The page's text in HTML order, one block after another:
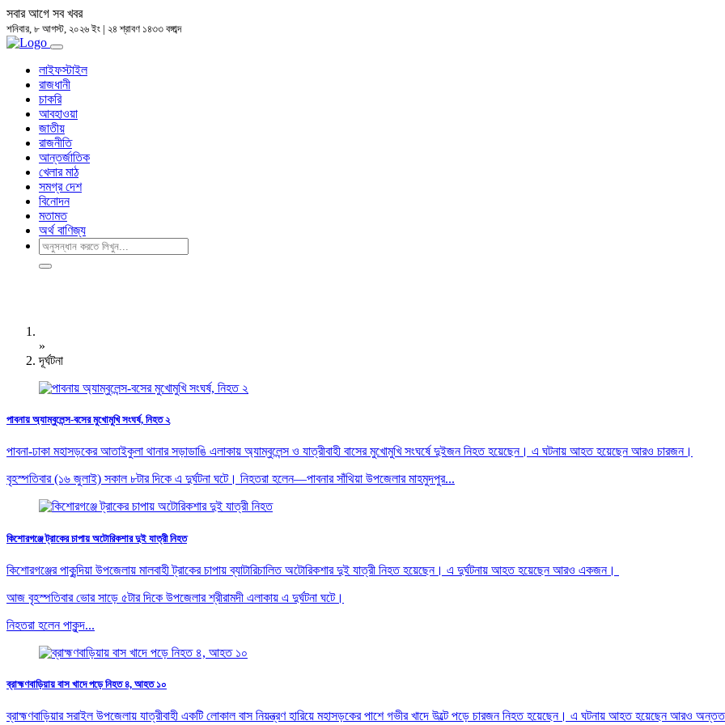
সবার আগে সব খবর
শনিবার, ৮ আগস্ট, ২০২৬ ইং | ২৪ শ্রাবণ ১৪৩৩ বঙ্গাব্দ
লাইফস্টাইল
রাজধানী
চাকরি
আবহাওয়া
জাতীয়
রাজনীতি
আন্তর্জাতিক
খেলার মাঠ
সমগ্র দেশ
বিনোদন
মতামত
অর্থ বাণিজ্য
»
দূর্ঘটনা
পাবনায় অ্যাম্বুলেন্স-বসের মুখোমুখি সংঘর্ষ, নিহত ২
পাবনা-ঢাকা মহাসড়কের আতাইকুলা থানার সড়াডাঙি এলাকায় অ্যাম্বুলেন্স ও যাত্রীবাহী বাসের মুখোমুখি সংঘর্ষে দুইজন নিহত হয়েছেন। এ ঘটনায় আহত হয়েছেন আরও চারজন।
বৃহস্পতিবার (১৬ জুলাই) সকাল ৮টার দিকে এ দুর্ঘটনা ঘটে। নিহতরা হলেন—পাবনার সাঁথিয়া উপজেলার মাহমুদপুর...
কিশোরগঞ্জে ট্রাকের চাপায় অটোরিকশার দুই যাত্রী নিহত
কিশোরগঞ্জের পাকুন্দিয়া উপজেলায় মালবাহী ট্রাকের চাপায় ব্যাটারিচালিত অটোরিকশার দুই যাত্রী নিহত হয়েছেন। এ দুর্ঘটনায় আহত হয়েছেন আরও একজন।
আজ বৃহস্পতিবার ভোর সাড়ে ৫টার দিকে উপজেলার শ্রীরামদী এলাকায় এ দুর্ঘটনা ঘটে।
নিহতরা হলেন পাকুন্দ...
ব্রাহ্মণবাড়িয়ায় বাস খাদে পড়ে নিহত ৪, আহত ১০
ব্রাহ্মণবাড়িয়ার সরাইল উপজেলায় যাত্রীবাহী একটি লোকাল বাস নিয়ন্ত্রণ হারিয়ে মহাসড়কের পাশে গভীর খাদে উল্টে পড়ে চারজন নিহত হয়েছেন। এ ঘটনায় আহত হয়েছেন আরও